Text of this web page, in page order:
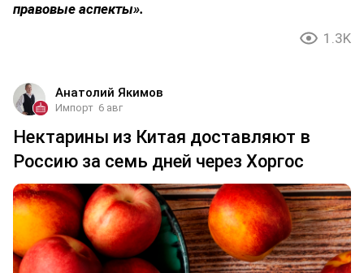
правовые аспекты».
1.3K
Анатолий Якимов
Импорт 6 авг
Нектарины из Китая доставляют в
Россию за семь дней через Хоргос